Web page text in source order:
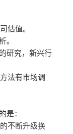
估值。
。
研究，新兴行
法有市场调
是：
不断升级换